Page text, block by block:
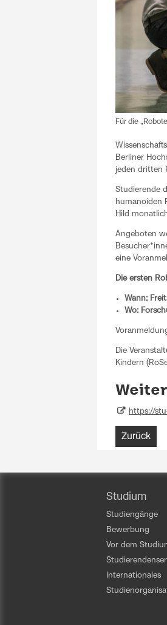
Für die
Berliner
jeden dritten
Studierende
humanoiden
Hild
Angeboten
eine
Die ersten
Wann:
Wo:
Die
Kindern
https://
Zurück
Studium
Studiengänge
Bewerbung
Vor dem
Internationales